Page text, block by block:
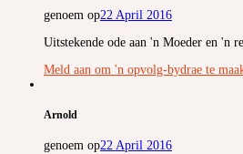
genoem op22 April 2016
Uitstekende ode aan 'n Moeder en 'n
Meld aan om 'n opvolg-bydrae te
Arnold
genoem op22 April 2016